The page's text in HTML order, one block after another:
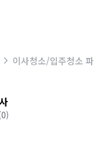
이사청소/입주청소
0)